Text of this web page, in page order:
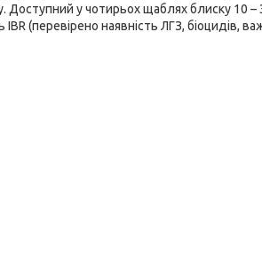
у чотирьох щаблях блиску 10 –
(перевірено наявність ЛГЗ, біоцидів,